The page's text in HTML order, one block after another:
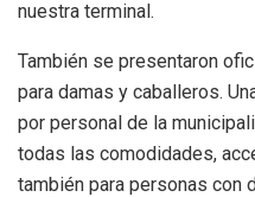
nuestra terminal.
También se presentaron
para damas y caballeros.
por personal de la
todas las comodidades,
también para personas con